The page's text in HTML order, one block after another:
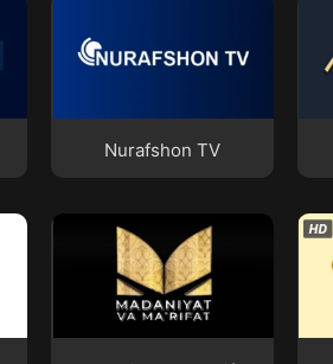
Nurafshon TV
Madaniyat va Ma’rifat